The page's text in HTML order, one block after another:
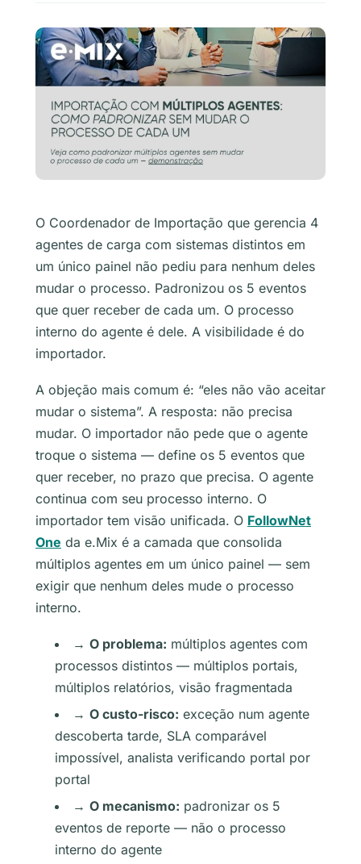
O Coordenador de Importação que gerencia 4
agentes de carga com sistemas distintos em
um único painel não pediu para nenhum deles
mudar o processo. Padronizou os 5 eventos
que quer receber de cada um. O processo
interno do agente é dele. A visibilidade é do
importador.
A objeção mais comum é: “eles não vão aceitar
mudar o sistema”. A resposta: não precisa
mudar. O importador não pede que o agente
troque o sistema — define os 5 eventos que
quer receber, no prazo que precisa. O agente
continua com seu processo interno. O
importador tem visão unificada. O FollowNet
One da e.Mix é a camada que consolida
múltiplos agentes em um único painel — sem
exigir que nenhum deles mude o processo
interno.
→ O problema: múltiplos agentes com
processos distintos — múltiplos portais,
múltiplos relatórios, visão fragmentada
→ O custo-risco: exceção num agente
descoberta tarde, SLA comparável
impossível, analista verificando portal por
portal
→ O mecanismo: padronizar os 5
eventos de reporte — não o processo
interno do agente